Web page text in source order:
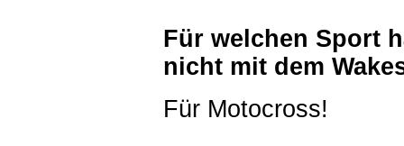
Für welchen Sport
nicht mit dem
Für Motocross!